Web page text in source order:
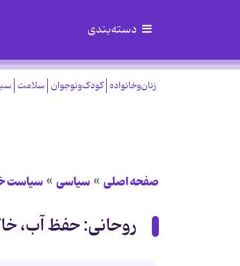
دسته‌بندی
زنان‌وخانواده کودک‌ونوجوان سلامت
صفحه اصلی سیاسی سیاست
روحانی: حفظ آب،